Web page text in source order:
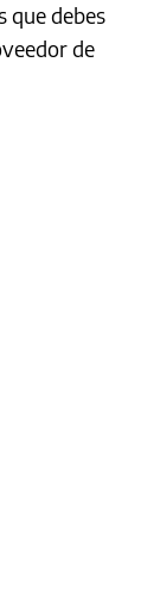
que debes
de